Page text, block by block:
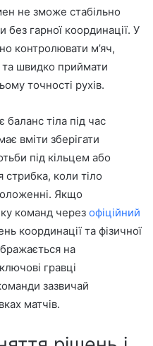
не зможе стабільно
без гарної координації. У
контролювати м’яч,
та швидко приймати
точності рухів.
баланс тіла під час
вміти зберігати
під кільцем або
стрибка, коли тіло
Якщо
команд через офіційний
координації та фізичної
на
гравці
зазвичай
матчів.